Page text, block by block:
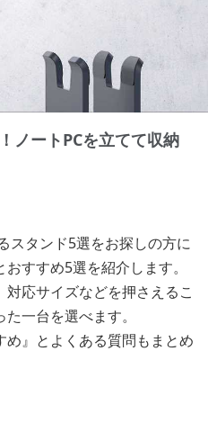
ノートPCを立てて収納
スタンド5選をお探しの方に
すすめ5選を紹介します。
応サイズなどを押さえるこ
一台を選べます。
』とよくある質問もまとめ